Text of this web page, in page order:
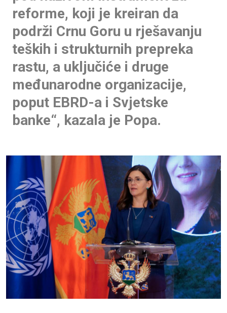
reforme, koji je kreiran da
podrži Crnu Goru u rješavanju
teških i strukturnih prepreka
rastu, a uključiće i druge
međunarodne organizacije,
poput EBRD-a i Svjetske
banke“, kazala je Popa.